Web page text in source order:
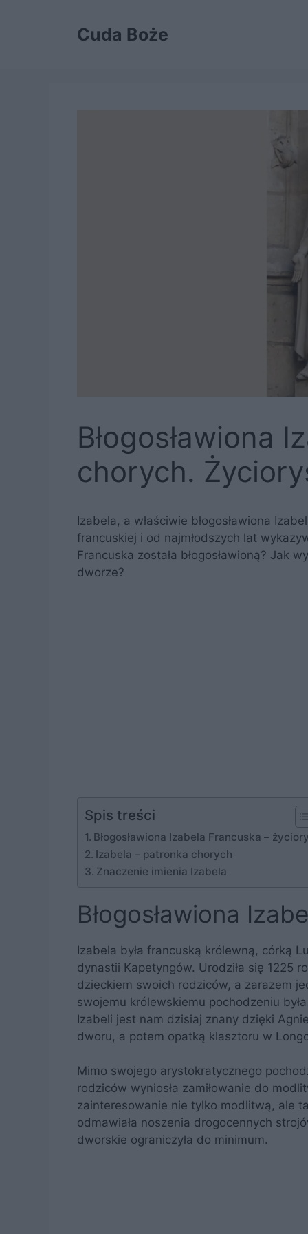
Cuda Boże
Błogosławiona
chorych.
Izabela, a właściwie błogosławiona
francuskiej i od najmłodszych lat
Francuska została błogosławioną? Jak
dworze?
Spis treści
Błogosławiona Izabela Francuska –
Izabela – patronka chorych
Znaczenie imienia Izabela
Błogosławiona
Izabela była francuską królewną, córką
dynastii Kapetyngów. Urodziła się 1225
dzieckiem swoich rodziców, a zarazem
swojemu królewskiemu pochodzeniu
Izabeli jest nam dzisiaj znany dzięki
dworu, a potem opatką klasztoru w
Mimo swojego arystokratycznego
rodziców wyniosła zamiłowanie do
zainteresowanie nie tylko modlitwą, ale
odmawiała noszenia drogocennych
dworskie ograniczyła do minimum.